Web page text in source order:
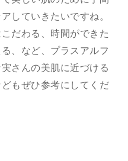
していきたいですね。
だわる、時間ができた
、など、プラスアルフ
さんの美肌に近づける
もぜひ参考にしてくだ